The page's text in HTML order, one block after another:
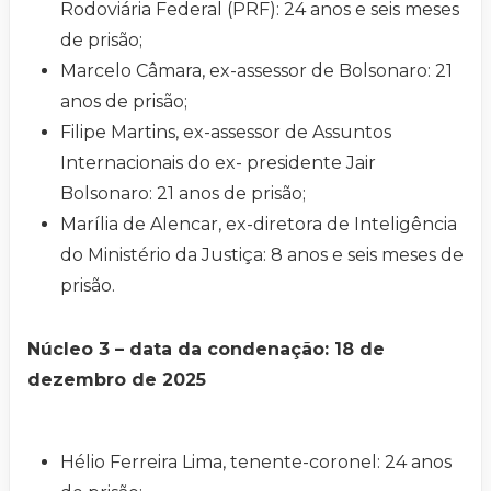
Rodoviária Federal (PRF): 24 anos e seis meses
de prisão;
Marcelo Câmara, ex-assessor de Bolsonaro: 21
anos de prisão;
Filipe Martins, ex-assessor de Assuntos
Internacionais do ex- presidente Jair
Bolsonaro: 21 anos de prisão;
Marília de Alencar, ex-diretora de Inteligência
do Ministério da Justiça: 8 anos e seis meses de
prisão.
Núcleo 3 – data da condenação: 18 de
dezembro de 2025
Hélio Ferreira Lima, tenente-coronel: 24 anos